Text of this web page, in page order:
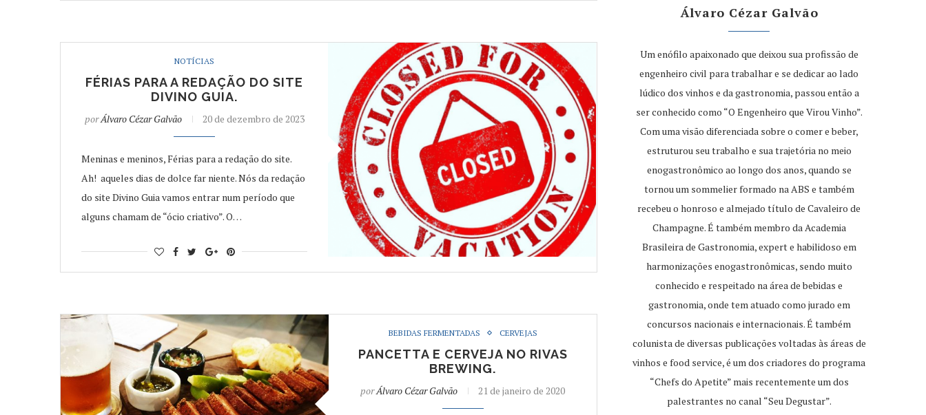
NOTÍCIAS
FÉRIAS PARA A REDAÇÃO DO SITE
DIVINO GUIA.
porÁlvaro Cézar Galvão 20 de dezembro de 2023
Meninas e meninos, Férias para a redação do site.
Ah! aqueles dias de dolce far niente. Nós da redação
do site Divino Guia vamos entrar num período que
alguns chamam de “ócio criativo”. O…
BEBIDAS FERMENTADAS CERVEJAS
PANCETTA E CERVEJA NO RIVAS
BREWING.
porÁlvaro Cézar Galvão 21 de janeiro de 2020
Álvaro Cézar Galvão
Um enófilo apaixonado que deixou sua profissão de
engenheiro civil para trabalhar e se dedicar ao lado
lúdico dos vinhos e da gastronomia, passou então a
ser conhecido como “O Engenheiro que Virou Vinho”.
Com uma visão diferenciada sobre o comer e beber,
estruturou seu trabalho e sua trajetória no meio
enogastronômico ao longo dos anos, quando se
tornou um sommelier formado na ABS e também
recebeu o honroso e almejado título de Cavaleiro de
Champagne. É também membro da Academia
Brasileira de Gastronomia, expert e habilidoso em
harmonizações enogastronômicas, sendo muito
conhecido e respeitado na área de bebidas e
gastronomia, onde tem atuado como jurado em
concursos nacionais e internacionais. É também
colunista de diversas publicações voltadas às áreas de
vinhos e food service, é um dos criadores do programa
“Chefs do Apetite” mais recentemente um dos
palestrantes no canal “Seu Degustar”.